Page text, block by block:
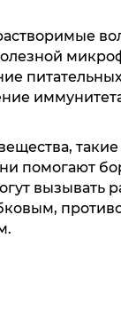
помогают
вызывать